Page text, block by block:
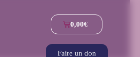
0,00€
Faire un don